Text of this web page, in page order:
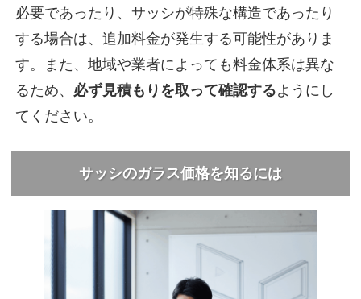
必要であったり、サッシが特殊な構造であったり
する場合は、追加料金が発生する可能性がありま
す。また、地域や業者によっても料金体系は異な
るため、 必ず見積もりを取って確認するようにし
てください。
サッシのガラス価格を知るには